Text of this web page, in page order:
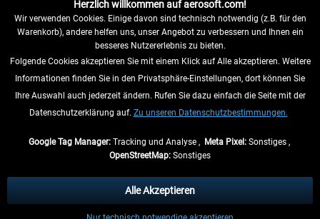
VERTRAG WIDERRUFEN
INFORMATIONEN
anders beschrieben.
** Gilt für Lieferungen innerhalb Deutschlands, Lieferzeiten für andere Länder
Herzlich willkommen auf aerosoft.com!
Wir verwenden Cookies. Einige davon sind technisch notwendig (z.B. für den
Warenkorb), andere helfen uns, unser Angebot zu verbessern und Ihnen ein
besseres Nutzererlebnis zu bieten.
Folgende Cookies akzeptieren Sie mit einem Klick auf Alle akzeptieren. Weitere
Informationen finden Sie in den Privatsphäre-Einstellungen, dort können Sie
Ihre Auswahl auch jederzeit ändern. Rufen Sie dazu einfach die Seite mit der
Datenschutzerklärung auf. Zu unseren Datenschutzbestimmungen.
Google Tag Manager:Tracking und Analyse , Meta Pixel:Sonstiges ,
OpenStreetMap: Sonstiges
Alle Akzeptieren